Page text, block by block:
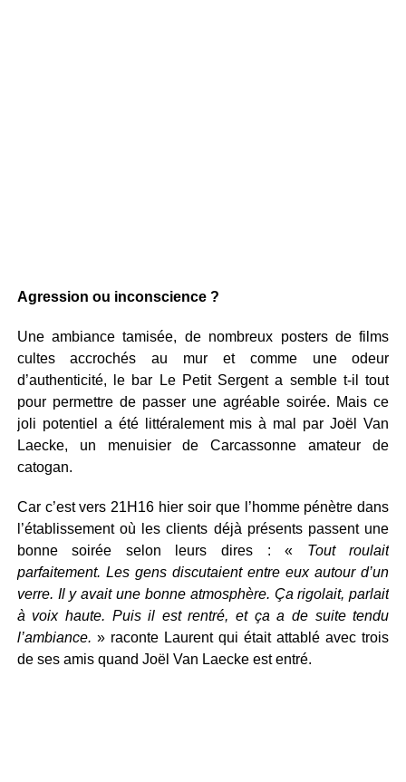
Agression ou inconscience ?
Une ambiance tamisée, de nombreux posters de films
cultes accrochés au mur et comme une odeur
d’authenticité, le bar Le Petit Sergent a semble t-il tout
pour permettre de passer une agréable soirée. Mais ce
joli potentiel a été littéralement mis à mal par Joël Van
Laecke, un menuisier de Carcassonne amateur de
catogan.
Car c’est vers 21H16 hier soir que l’homme pénètre dans
l’établissement où les clients déjà présents passent une
bonne soirée selon leurs dires : « Tout roulait
parfaitement. Les gens discutaient entre eux autour d’un
verre. Il y avait une bonne atmosphère. Ça rigolait, parlait
à voix haute. Puis il est rentré, et ça a de suite tendu
l’ambiance. » raconte Laurent qui était attablé avec trois
de ses amis quand Joël Van Laecke est entré.